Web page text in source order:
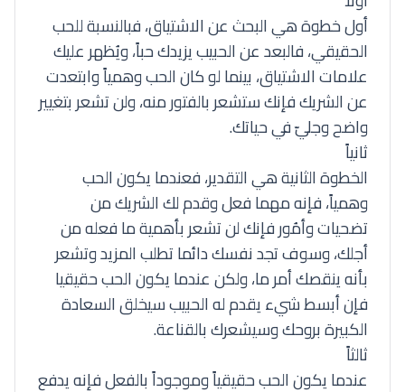
أول خطوة هي البحث عن الاشتياق، فبالنسبة للحب
الحقيقي، فالبعد عن الحبيب يزيدك حباً، ويُظهر عليك
علامات الاشتياق، بينما لو كان الحب وهمياً وابتعدت
عن الشريك فإنك ستشعر بالفتور منه، ولن تشعر بتغيير
واضح وجليّ في حياتك.
ثانياً
الخطوة الثانية هي التقدير، فعندما يكون الحب
وهمياً، فإنه مهما فعل وقدم لك الشريك من
تضحيات وأمُور فإنك لن تشعر بأهمية ما فعله من
أجلك، وسوف تجد نفسك دائما تطلب المزيد وتشعر
بأنه ينقصك أمر ما، ولكن عندما يكون الحب حقيقيا
فإن أبسط شيء يقدم له الحبيب سيخلق السعادة
الكبيرة بروحك وسيشعرك بالقناعة.
ثالثاً
عندما يكون الحب حقيقياً وموجوداً بالفعل فإنه يدفع